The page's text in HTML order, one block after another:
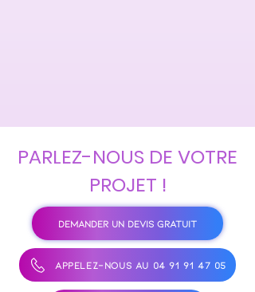
PARLEZ-NOUS DE VOTRE
PROJET !
DEMANDER UN DEVIS GRATUIT
APPELEZ-NOUS AU 04 91 91 47 05